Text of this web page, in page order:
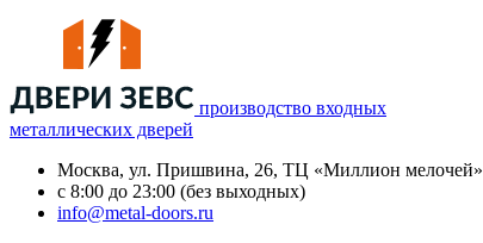
производство входных
металлических дверей
Москва, ул. Пришвина, 26, ТЦ «Миллион мелочей»
с 8:00 до 23:00 (без выходных)
info@metal-doors.ru